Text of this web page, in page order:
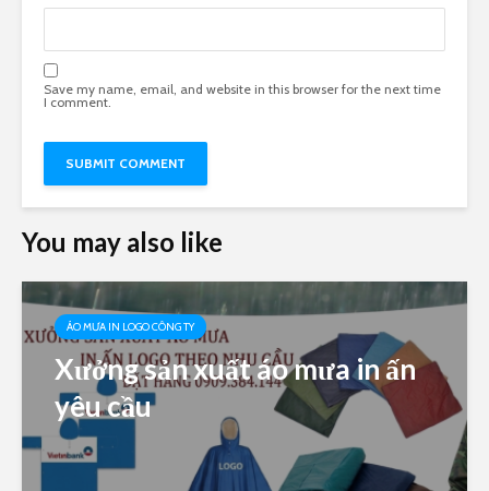
Save my name, email, and website in this browser for the next time
I comment.
You may also like
ÁO MƯA IN LOGO CÔNG TY
Xưởng sản xuất áo mưa in ấn
yêu cầu